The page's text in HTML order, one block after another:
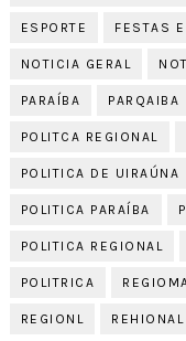
ESPORTE FESTAS
NOTICIA GERAL
PARAÍBA PARQAIBA
POLITCA REGIONAL
POLITICA DE UIRAÚNA
POLITICA PARAÍBA
POLITICA REGIONAL
POLITRICA
REGIONL REHIONAL